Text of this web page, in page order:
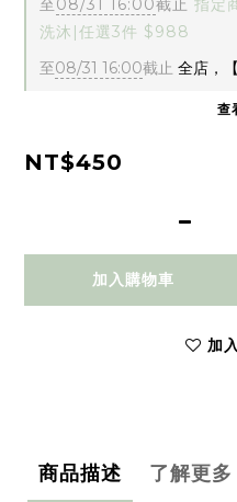
至08/31 16:00截止 指定
洗沐|任選3件 $988
至08/31 16:00截止 全店，
查
NT$450
加入購物車
加
商品描述 了解更多